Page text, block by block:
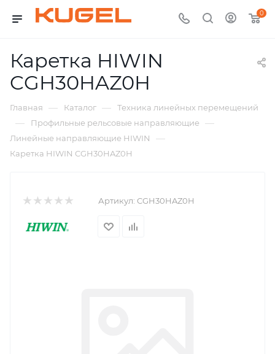
0
Каретка HIWIN
CGH30HAZ0H
Главная — Каталог — Техника линейных перемещений
— Профильные рельсовые направляющие —
Линейные направляющие HIWIN —
Каретка HIWIN CGH30HAZ0H
Артикул: CGH30HAZ0H